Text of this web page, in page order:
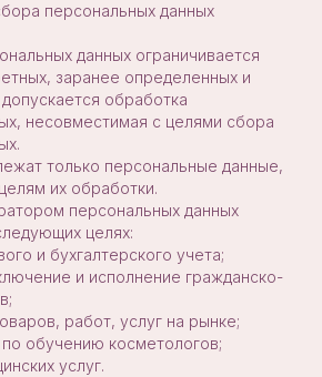
персональных данных
данных ограничивается
заранее определенных и
обработка
несовместимая с целями сбора
только персональные данные,
их обработки.
персональных данных
целях:
и бухгалтерского учета;
и исполнение гражданско-
работ, услуг на рынке;
обучению косметологов;
услуг.